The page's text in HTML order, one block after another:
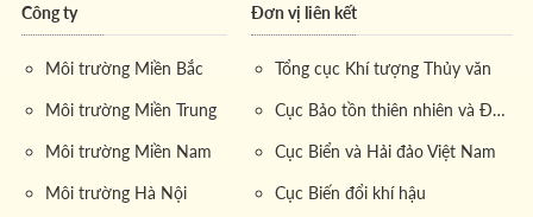
Công ty
Môi trường Miền Bắc
Môi trường Miền Trung
Môi trường Miền Nam
Môi trường Hà Nội
Đơn vị liên kết
Tổng cục Khí tượng Thủy văn
Cục Bảo tồn thiên nhiên và Đa dạng sinh học
Cục Biển và Hải đảo Việt Nam
Cục Biến đổi khí hậu